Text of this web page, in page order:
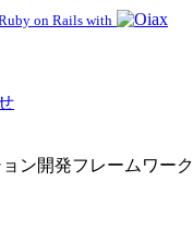
on Rails with
ン開発フレームワーク